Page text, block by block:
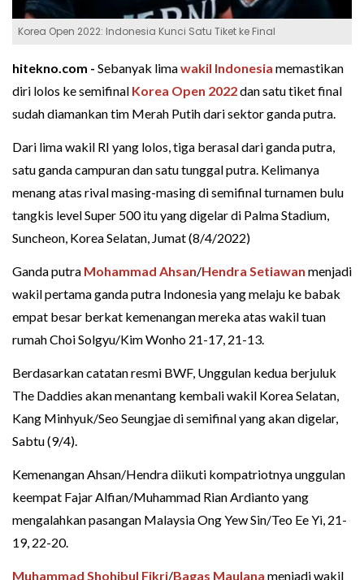
Korea Open 2022: Indonesia Kunci Satu Tiket ke Final
hitekno.com - Sebanyak limawakil Indonesia memastikan
diri lolos ke semifinal Korea Open 2022dan satu tiket final
sudah diamankan tim Merah Putih dari sektor ganda putra.
Dari lima wakil RI yang lolos, tiga berasal dari ganda putra,
satu ganda campuran dan satu tunggal putra. Kelimanya
menang atas rival masing-masing di semifinal turnamen bulu
tangkis level Super 500 itu yang digelar di Palma Stadium,
Suncheon, Korea Selatan, Jumat (8/4/2022)
Ganda putra Mohammad Ahsan/Hendra Setiawan menjadi
wakil pertama ganda putra Indonesia yang melaju ke babak
empat besar berkat kemenangan mereka atas wakil tuan
rumah Choi Solgyu/Kim Wonho 21-17, 21-13.
Berdasarkan catatan resmi BWF, Unggulan kedua berjuluk
The Daddies akan menantang kembali wakil Korea Selatan,
Kang Minhyuk/Seo Seungjae di semifinal yang akan digelar,
Sabtu (9/4).
Kemenangan Ahsan/Hendra diikuti kompatriotnya unggulan
keempat Fajar Alfian/Muhammad Rian Ardianto yang
mengalahkan pasangan Malaysia Ong Yew Sin/Teo Ee Yi, 21-
19, 22-20.
Muhammad Shohibul Fikri/Bagas Maulana menjadi wakil